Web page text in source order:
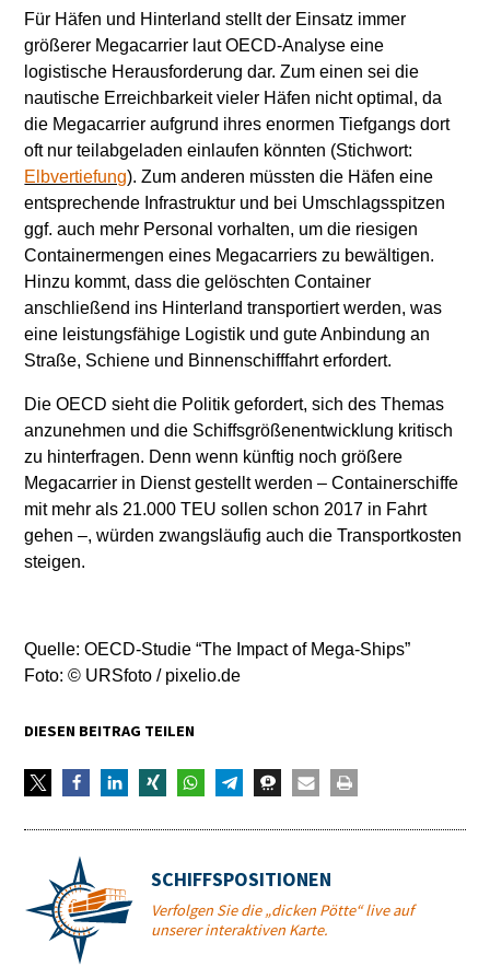
Für Häfen und Hinterland stellt der Einsatz immer
größerer Megacarrier laut OECD-Analyse eine
logistische Herausforderung dar. Zum einen sei die
nautische Erreichbarkeit vieler Häfen nicht optimal, da
die Megacarrier aufgrund ihres enormen Tiefgangs dort
oft nur teilabgeladen einlaufen könnten (Stichwort:
Elbvertiefung). Zum anderen müssten die Häfen eine
entsprechende Infrastruktur und bei Umschlagsspitzen
ggf. auch mehr Personal vorhalten, um die riesigen
Containermengen eines Megacarriers zu bewältigen.
Hinzu kommt, dass die gelöschten Container
anschließend ins Hinterland transportiert werden, was
eine leistungsfähige Logistik und gute Anbindung an
Straße, Schiene und Binnenschifffahrt erfordert.
Die OECD sieht die Politik gefordert, sich des Themas
anzunehmen und die Schiffsgrößenentwicklung kritisch
zu hinterfragen. Denn wenn künftig noch größere
Megacarrier in Dienst gestellt werden – Containerschiffe
mit mehr als 21.000 TEU sollen schon 2017 in Fahrt
gehen –, würden zwangsläufig auch die Transportkosten
steigen.
Quelle: OECD-Studie “The Impact of Mega-Ships”
Foto: © URSfoto / pixelio.de
DIESEN BEITRAG TEILEN
SCHIFFSPOSITIONEN
Verfolgen Sie die „dicken Pötte“ live auf
unserer interaktiven Karte.